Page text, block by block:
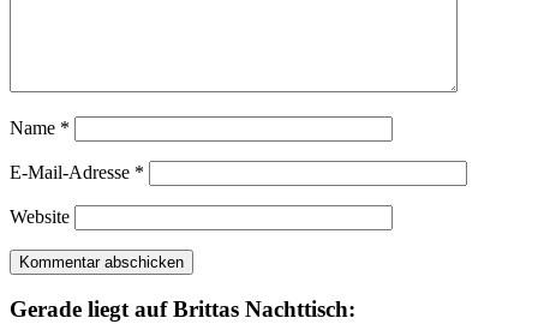
Name *
E-Mail-Adresse *
Website
Gerade liegt auf Brittas Nachttisch: